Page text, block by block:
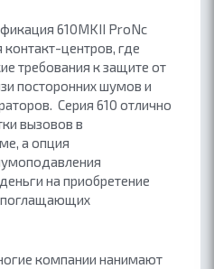
610MKII ProNc
центров, где
требования к защите от
посторонних шумов и
Серия 610 отлично
вызовов в
а опция
на приобретение
компании нанимают